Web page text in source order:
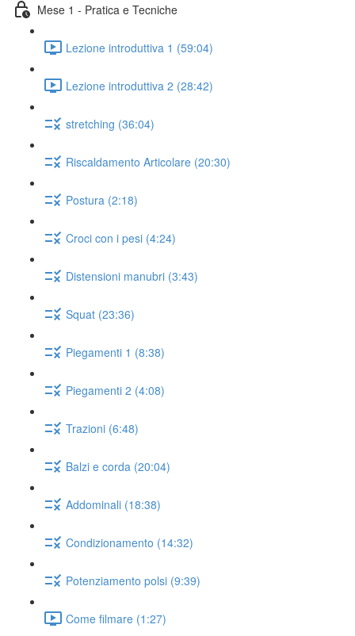
Mese 1 - Pratica e Tecniche
Lezione introduttiva 1 (59:04)
Lezione introduttiva 2 (28:42)
stretching (36:04)
Riscaldamento Articolare (20:30)
Postura (2:18)
Croci con i pesi (4:24)
Distensioni manubri (3:43)
Squat (23:36)
Piegamenti 1 (8:38)
Piegamenti 2 (4:08)
Trazioni (6:48)
Balzi e corda (20:04)
Addominali (18:38)
Condizionamento (14:32)
Potenziamento polsi (9:39)
Come filmare (1:27)